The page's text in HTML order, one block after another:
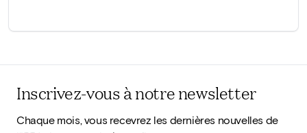
Inscrivez-vous à notre newsletter
Chaque mois, vous recevrez les dernières nouvelles de